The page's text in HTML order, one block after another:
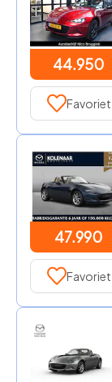
44.950
Favoriet
47.990
Favoriet